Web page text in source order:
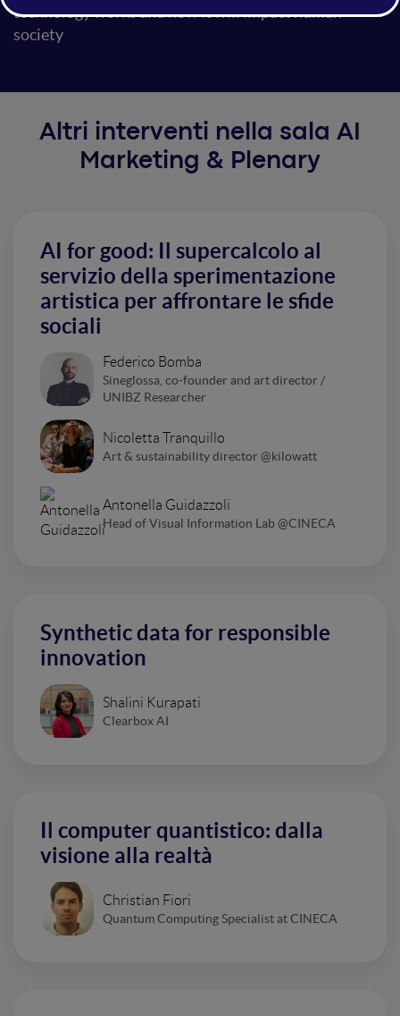
technology works and how it will impact human
society
Altri interventi nella sala AI
Marketing & Plenary
AI for good: Il supercalcolo al
servizio della sperimentazione
artistica per affrontare le sfide
sociali
Federico Bomba
Sineglossa, co-founder and art director /
UNIBZ Researcher
Nicoletta Tranquillo
Art & sustainability director @kilowatt
Antonella Guidazzoli
Head of Visual Information Lab @CINECA
Synthetic data for responsible
innovation
Shalini Kurapati
Clearbox AI
Il computer quantistico: dalla
visione alla realtà
Christian Fiori
Quantum Computing Specialist at CINECA